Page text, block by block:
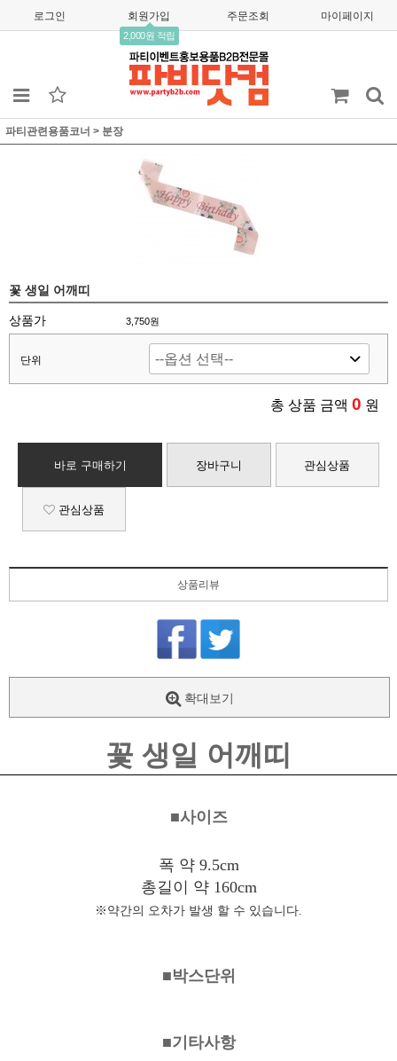
로그인 회원가입
2,000원 적립
주문조회 마이페이지
파티관련용품코너 > 분장
꽃 생일 어깨띠
상품가 3,750원
단위
총 상품 금액 0 원
바로 구매하기 장바구니 관심상품
관심상품
상품리뷰
확대보기
꽃 생일 어깨띠
■사이즈
폭 약 9.5cm
총길이 약 160cm
※약간의 오차가 발생 할 수 있습니다.
■박스단위
■기타사항